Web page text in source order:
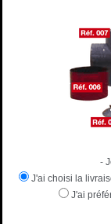
-
J'ai choisi la
J'ai